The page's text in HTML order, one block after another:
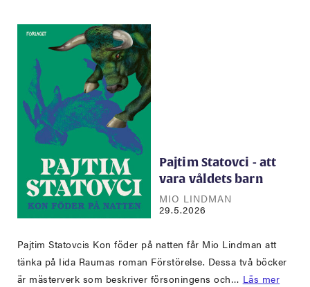
Pajtim Statovci - att
vara våldets barn
MIO LINDMAN
29.5.2026
Pajtim Statovcis Kon föder på natten får Mio Lindman att
tänka på Iida Raumas roman Förstörelse. Dessa två böcker
är mästerverk som beskriver försoningens och… Läs mer